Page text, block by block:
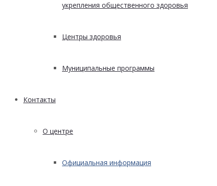
укрепления общественного здоровья
Центры здоровья
Муниципальные программы
Контакты
О центре
Официальная информация